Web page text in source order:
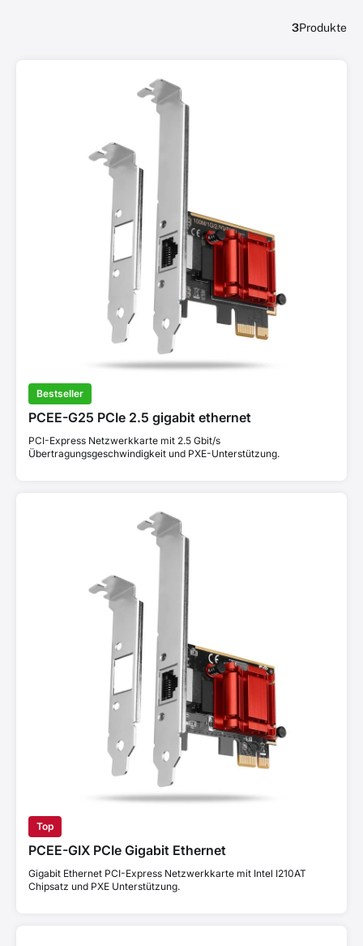
3Produkte
Bestseller
PCEE-G25 PCIe 2.5 gigabit ethernet
PCI-Express Netzwerkkarte mit 2.5 Gbit/s
Übertragungsgeschwindigkeit und PXE-Unterstützung.
Top
PCEE-GIX PCIe Gigabit Ethernet
Gigabit Ethernet PCI-Express Netzwerkkarte mit Intel I210AT
Chipsatz und PXE Unterstützung.